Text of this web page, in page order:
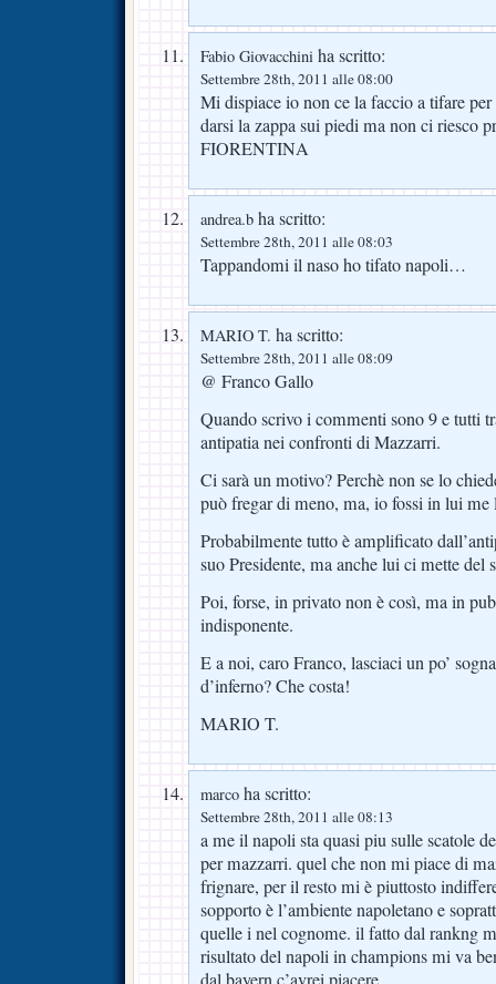
Fabio Giovacchini ha scritto:
Settembre 28th, 2011 alle 08:00
Mi dispiace io non ce la faccio a tifare
darsi la zappa sui piedi ma non ci riesco
FIORENTINA
andrea.b ha scritto:
Settembre 28th, 2011 alle 08:03
Tappandomi il naso ho tifato napoli…
MARIO T. ha scritto:
Settembre 28th, 2011 alle 08:09
@ Franco Gallo
Quando scrivo i commenti sono 9 e tutti
antipatia nei confronti di Mazzarri.
Ci sarà un motivo? Perchè non se lo
può fregar di meno, ma, io fossi in lui me
Probabilmente tutto è amplificato
suo Presidente, ma anche lui ci mette del
Poi, forse, in privato non è così, ma in
indisponente.
E a noi, caro Franco, lasciaci un po’
d’inferno? Che costa!
MARIO T.
marco ha scritto:
Settembre 28th, 2011 alle 08:13
a me il napoli sta quasi piu sulle scatole
per mazzarri. quel che non mi piace di
frignare, per il resto mi è piuttosto
sopporto è l’ambiente napoletano e
quelle i nel cognome. il fatto dal rankng
risultato del napoli in champions mi va